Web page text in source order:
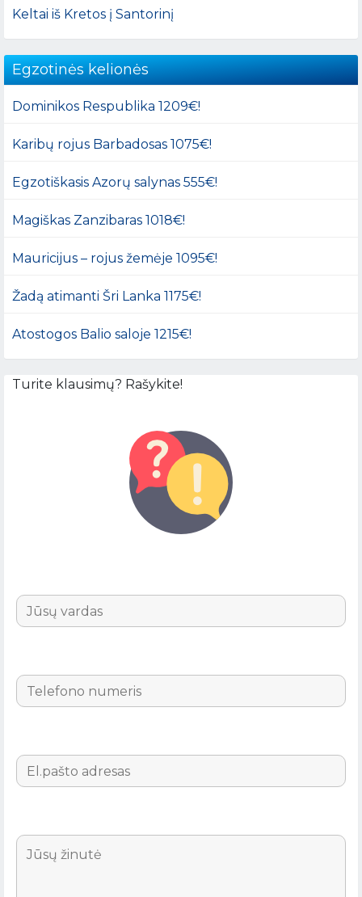
Keltai iš Kretos į Santorinį
Egzotinės kelionės
Dominikos Respublika 1209€!
Karibų rojus Barbadosas 1075€!
Egzotiškasis Azorų salynas 555€!
Magiškas Zanzibaras 1018€!
Mauricijus – rojus žemėje 1095€!
Žadą atimanti Šri Lanka 1175€!
Atostogos Balio saloje 1215€!
Turite klausimų? Rašykite!